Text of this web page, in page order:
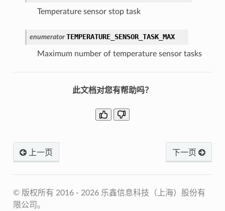
Temperature sensor stop task
enumerator TEMPERATURE_SENSOR_TASK_MAX
Maximum number of temperature sensor tasks
此文档对您有帮助吗？
上一页 下一页
© 版权所有 2016 - 2026 乐鑫信息科技（上海）股份有
限公司。